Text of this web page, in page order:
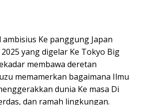
Ke panggung Japan
yang digelar Ke Tokyo Big
membawa deretan
memamerkan bagaimana Ilmu
dunia Ke masa Di
dan ramah lingkungan.